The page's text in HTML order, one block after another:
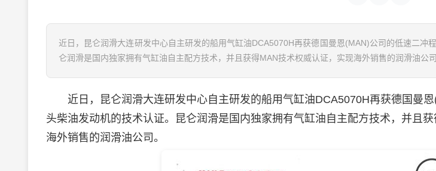
近日，昆仑润滑大连研发中心自主研发的船用气缸油DCA5070H再获德国曼恩(MAN)公司的低速二冲
仑润滑是国内独家拥有气缸油自主配方技术，并且获得MAN技术权威认证，实现海外销售的润滑油公
近日，昆仑润滑大连研发中心自主研发的船用气缸油DCA5070H再获德国曼恩
头柴油发动机的技术认证。昆仑润滑是国内独家拥有气缸油自主配方技术，并且
海外销售的润滑油公司。